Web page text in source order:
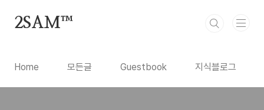
2SAM™
Home 모든글 Guestbook 지식블로그